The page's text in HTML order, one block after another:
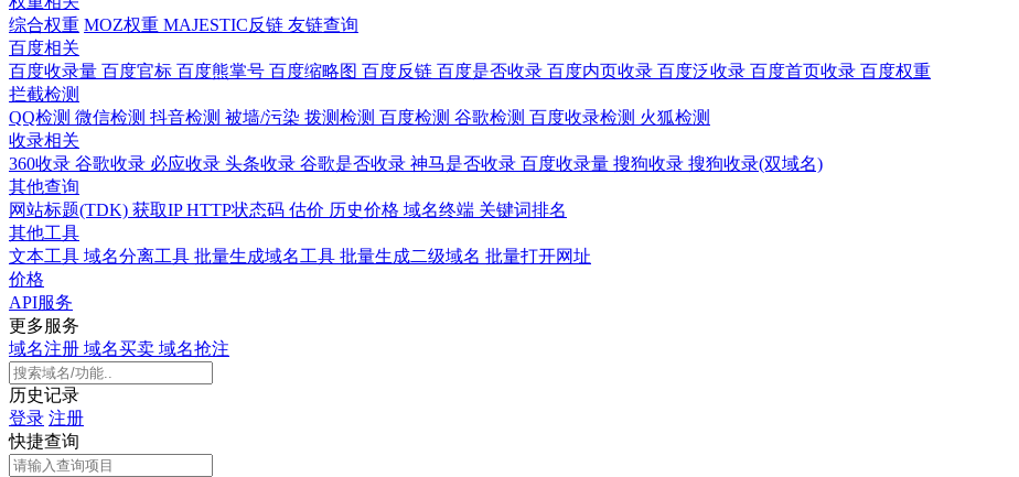
综合权重 MOZ权重 MAJESTIC反链 友链查询
百度相关
百度收录量 百度官标 百度熊掌号 百度缩略图 百度反链 百度是否收录 百度内页收录 百度泛收录 百度首页收录 百度权重
拦截检测
QQ检测 微信检测 抖音检测 被墙/污染 拨测检测 百度检测 谷歌检测 百度收录检测 火狐检测
收录相关
360收录 谷歌收录 必应收录 头条收录 谷歌是否收录 神马是否收录 百度收录量 搜狗收录 搜狗收录(双域名)
其他查询
网站标题(TDK) 获取IPHTTP状态码 估价 历史价格 域名终端 关键词排名
其他工具
文本工具 域名分离工具 批量生成域名工具 批量生成二级域名 批量打开网址
价格
API服务
更多服务
域名注册 域名买卖 域名抢注
历史记录
登录 注册
快捷查询